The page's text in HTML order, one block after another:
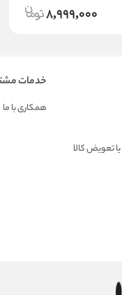
8,999,000
تعویض کالا
خدمات
همکاری با ما